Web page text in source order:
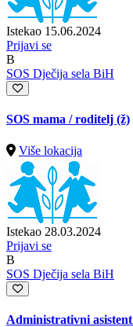
Istekao 15.06.2024
Prijavi se
B
SOS Dječija sela BiH
SOS mama / roditelj (ž)
Više lokacija
Istekao 28.03.2024
Prijavi se
B
SOS Dječija sela BiH
Administrativni asistent